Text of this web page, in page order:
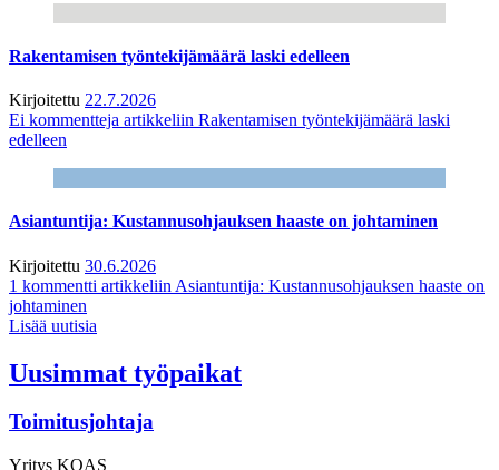
Rakentamisen työntekijämäärä laski edelleen
Kirjoitettu 22.7.2026
Ei kommentteja artikkeliin Rakentamisen työntekijämäärä laski
edelleen
Asiantuntija: Kustannusohjauksen haaste on johtaminen
Kirjoitettu 30.6.2026
1 kommentti artikkeliin Asiantuntija: Kustannusohjauksen haaste on
johtaminen
Lisää uutisia
Uusimmat työpaikat
Toimitusjohtaja
Yritys KOAS